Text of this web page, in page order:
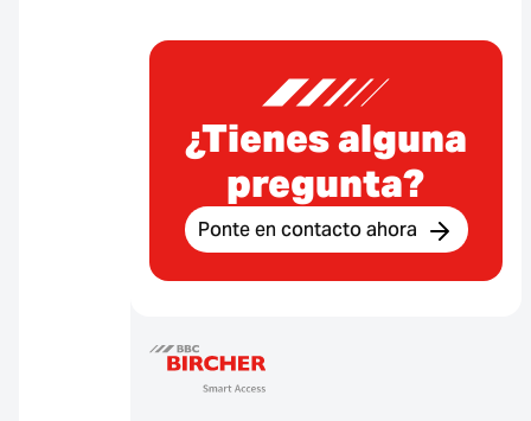
¿Tienes alguna
pregunta?
Ponte en contacto ahora